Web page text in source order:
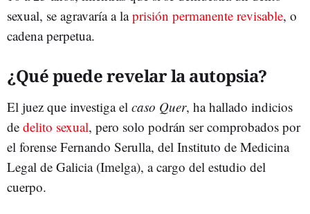
sexual, se agravaría a laprisión permanente revisable, o
cadena perpetua.
¿Qué puede revelar la autopsia?
El juez que investiga el caso Quer, ha hallado indicios
de delito sexual, pero solo podrán ser comprobados por
el forense Fernando Serulla, del Instituto de Medicina
Legal de Galicia (Imelga), a cargo del estudio del
cuerpo.